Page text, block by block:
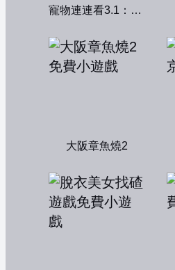
寵物連連看3.1：共享版
大阪章魚燒2